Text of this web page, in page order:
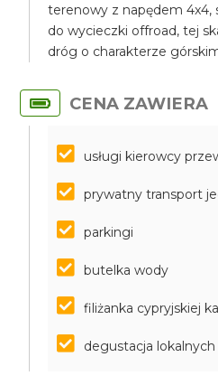
terenowy z napędem 4x4,
do wycieczki offroad, tej
dróg o charakterze
CENA ZAWIERA
usługi kierowcy
prywatny transport
parkingi
butelka wody
filiżanka cypryjskiej
degustacja